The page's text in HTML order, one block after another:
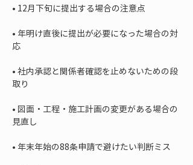
•
• 年明け直後に提出が必要になった場合の対
• 社内承認と関係者確認を止めないための段
• 図面・工程・施工計画の変更がある場合の
•